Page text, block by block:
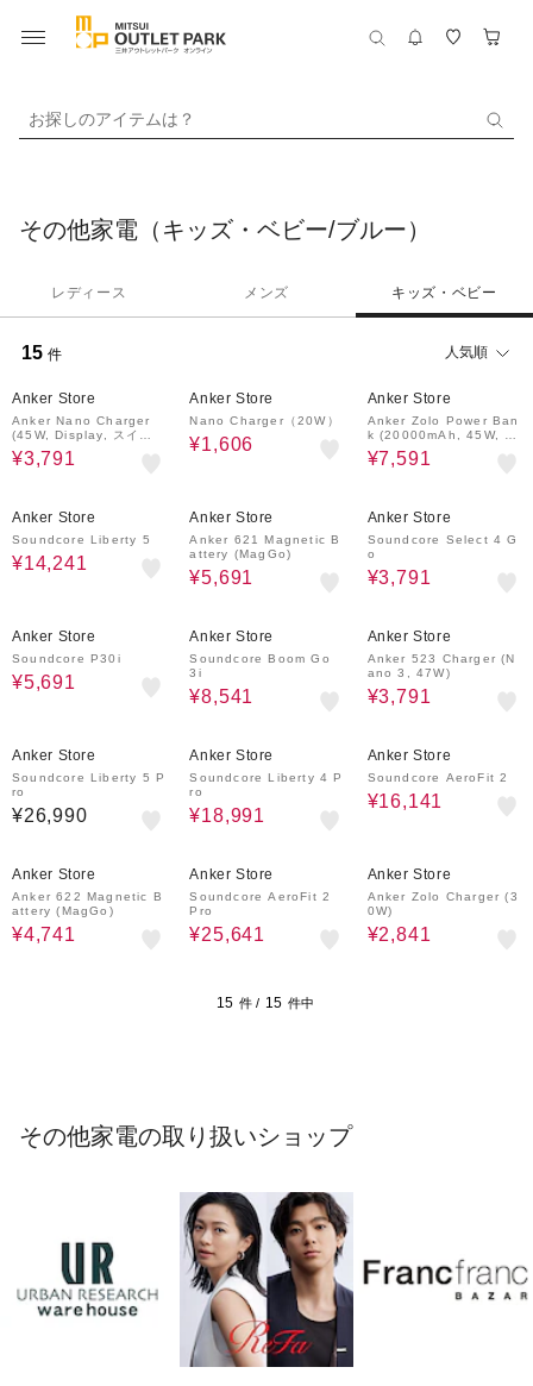
お探しのアイテムは？
その他家電（キッズ・ベビー/ブルー）
レディース メンズ キッズ・ベビー
15 件 人気順
Anker Store
Anker Nano Charger
(45W, Display, スイン
グプラグ)
¥3,791
Anker Store
Nano Charger（20W）
¥1,606
Anker Store
Anker Zolo Power Ban
k (20000mAh, 45W, B
uilt-In Dual USB-Cケー
ブル)
¥7,591
Anker Store
Soundcore Liberty 5
¥14,241
Anker Store
Anker 621 Magnetic B
attery (MagGo)
¥5,691
Anker Store
Soundcore Select 4 G
o
¥3,791
Anker Store
Soundcore P30i
¥5,691
Anker Store
Soundcore Boom Go
3i
¥8,541
Anker Store
Anker 523 Charger (N
ano 3, 47W)
¥3,791
Anker Store
Soundcore Liberty 5 P
ro
¥26,990
Anker Store
Soundcore Liberty 4 P
ro
¥18,991
Anker Store
Soundcore AeroFit 2
¥16,141
Anker Store
Anker 622 Magnetic B
attery (MagGo)
¥4,741
Anker Store
Soundcore AeroFit 2
Pro
¥25,641
Anker Store
Anker Zolo Charger (3
0W)
¥2,841
15 件 / 15 件中
その他家電の取り扱いショップ